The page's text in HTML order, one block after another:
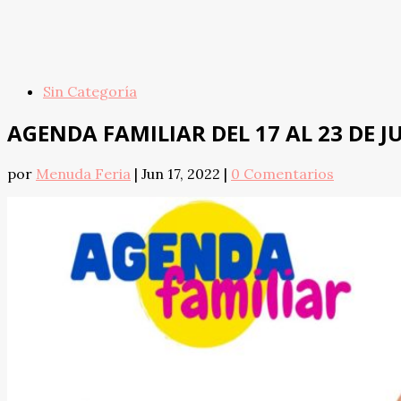
Sin Categoría
AGENDA FAMILIAR DEL 17 AL 23 DE
por Menuda Feria | Jun 17, 2022 | 0 Comentarios